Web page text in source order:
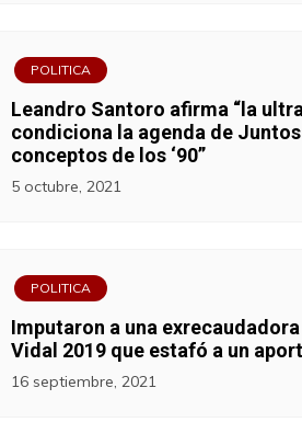
POLITICA
Leandro Santoro afirma “la
condiciona la agenda de
conceptos de los ‘90”
5 octubre, 2021
POLITICA
Imputaron a una
Vidal 2019 que estafó a un
16 septiembre, 2021